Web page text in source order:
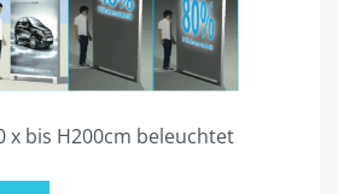
x bis H200cm beleuchtet